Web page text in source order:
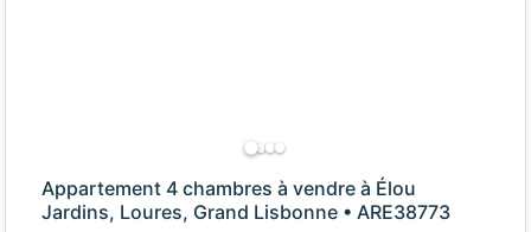
Appartement 4 chambres à vendre à Élou
Jardins, Loures, Grand Lisbonne • ARE38773